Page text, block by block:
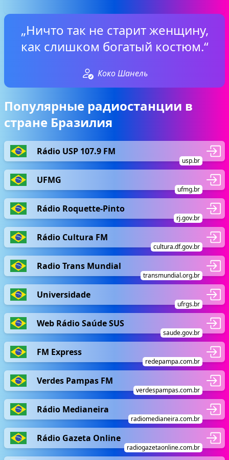
„Ничто так не старит женщину,
как слишком богатый костюм.“
Коко Шанель
Популярные радиостанции в
стране Бразилия
Rádio USP 107.9 FM
usp.br
UFMG
ufmg.br
Rádio Roquette-Pinto
rj.gov.br
Rádio Cultura FM
cultura.df.gov.br
Radio Trans Mundial
transmundial.org.br
Universidade
ufrgs.br
Web Rádio Saúde SUS
saude.gov.br
FM Express
redepampa.com.br
Verdes Pampas FM
verdespampas.com.br
Rádio Medianeira
radiomedianeira.com.br
Rádio Gazeta Online
radiogazetaonline.com.br